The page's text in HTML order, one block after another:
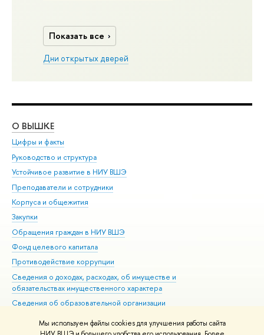
Мы используем файлы cookies для улучшения работы сайта
Показать все
Дни открытых дверей
О ВЫШКЕ
Цифры и факты
Руководство и структура
Устойчивое развитие в НИУ ВШЭ
Преподаватели и сотрудники
Корпуса и общежития
Закупки
Обращения граждан в НИУ ВШЭ
Фонд целевого капитала
Противодействие коррупции
Сведения о доходах, расходах, об имуществе и
обязательствах имущественного характера
Сведения об образовательной организации
Людям с ограниченными возможностями здоровья
Единая платежная страница